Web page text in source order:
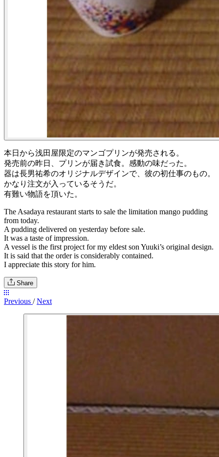
本日から浅田屋限定のマンゴプリンが発売される。
発売前の昨日、プリンが届き試食。感動の味だった。
器は長男祐希のオリジナルデザインで、彼の初仕事のもの。
かなり注文が入っているそうだ。
有難い物語を頂いた。
The Asadaya restaurant starts to sale the limitation mango pudding
from today.
A pudding delivered on yesterday before sale.
It was a taste of impression.
A vessel is the first project for my eldest son Yuuki’s original design.
It is said that the order is considerably contained.
I appreciate this story for him.
Share
Previous / Next